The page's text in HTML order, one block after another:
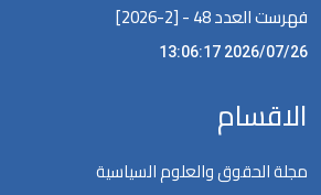
فهرست العدد 48 - [2-2026]
2026/07/26 13:06:17
الاقسام
مجلة الحقوق والعلوم السياسية